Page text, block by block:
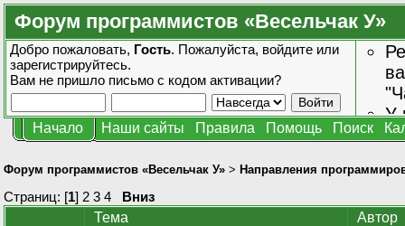
Форум программистов «Весельчак У»
Добро пожаловать, Гость. Пожалуйста, войдите или
зарегистрируйтесь.
Вам не пришло письмо с кодом активации?
У
Начало Наши сайты Правила Помощь Поиск
Форум программистов «Весельчак У» > Направления
Страниц: [1] 2 3 4
Вниз
Тема
Автор